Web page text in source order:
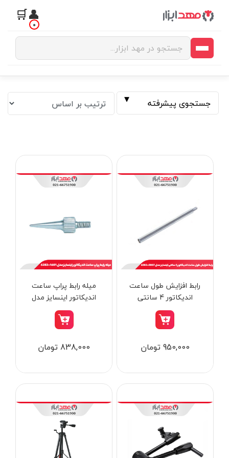
👤
🛒 0
جستجوی پیشرفته
تومان
ابزار جوش و برش
ابزار اندازه گیری دقیق و لیزری
ابزار باغبانی
ابزار نجاری
ابزار بادی
برند ها
رابط افزایش طول ساعت
اندیکاتور 4 سانتی
اینسایز مدل 2007-6282
950,000 تومان
میله رابط پراپ ساعت
اندیکاتور اینسایز مدل
1601-6282
838,000 تومان